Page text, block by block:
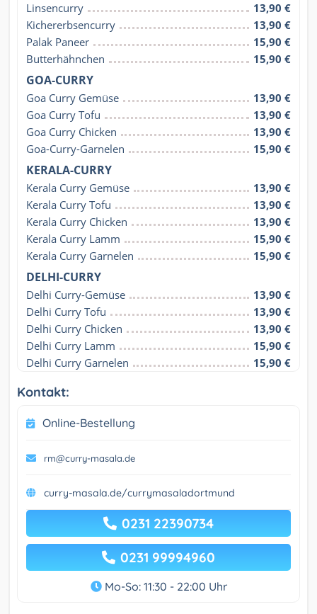
Linsencurry
13,90 €
Kichererbsencurry
13,90 €
Palak Paneer
15,90 €
Butterhähnchen
15,90 €
GOA-CURRY
Goa Curry Gemüse
13,90 €
Goa Curry Tofu
13,90 €
Goa Curry Chicken
13,90 €
Goa-Curry-Garnelen
15,90 €
KERALA-CURRY
Kerala Curry Gemüse
13,90 €
Kerala Curry Tofu
13,90 €
Kerala Curry Chicken
13,90 €
Kerala Curry Lamm
15,90 €
Kerala Curry Garnelen
15,90 €
DELHI-CURRY
Delhi Curry-Gemüse
13,90 €
Delhi Curry Tofu
13,90 €
Delhi Curry Chicken
13,90 €
Delhi Curry Lamm
15,90 €
Delhi Curry Garnelen
15,90 €
Kontakt:
Online-Bestellung
rm@curry-masala.de
curry-masala.de/currymasaladortmund
0231 22390734
0231 99994960
Mo-So: 11:30 - 22:00 Uhr